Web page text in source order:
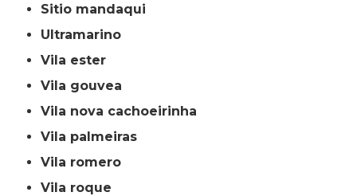
sitio mandaqui
ultramarino
vila ester
vila gouvea
vila nova cachoeirinha
vila palmeiras
vila romero
vila roque